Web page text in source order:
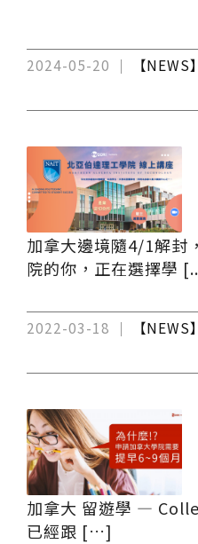
2024-05-20
【
加拿大邊境隨4/1解封
院的你，正在選擇學
2022-03-18
【
加拿大 留遊學 —
已經跟 […]